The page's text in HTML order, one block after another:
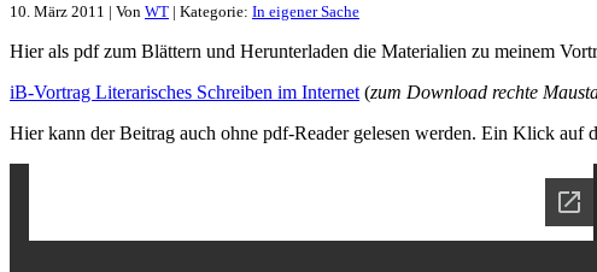
10. März 2011 | Von WT | Kategorie: In eigener Sache
Hier als pdf zum Blättern und Herunterladen die Materialien zu meinem
iB-Vortrag Literarisches Schreiben im Internet (zum Download rechte
Hier kann der Beitrag auch ohne pdf-Reader gelesen werden. Ein Klick auf